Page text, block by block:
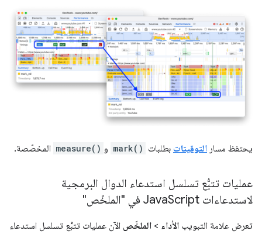
يحتفظ مسار التوقيتات بطلبات mark() و measure() المخصّصة.
عمليات تتبُّع تسلسل استدعاء الدوال البرمجية
لاستدعاءات Java Script في "الملخّص"
تعرض علامة التبويب الأداء > الملخّص الآن عمليات تتبُّع تسلسل استدعاء